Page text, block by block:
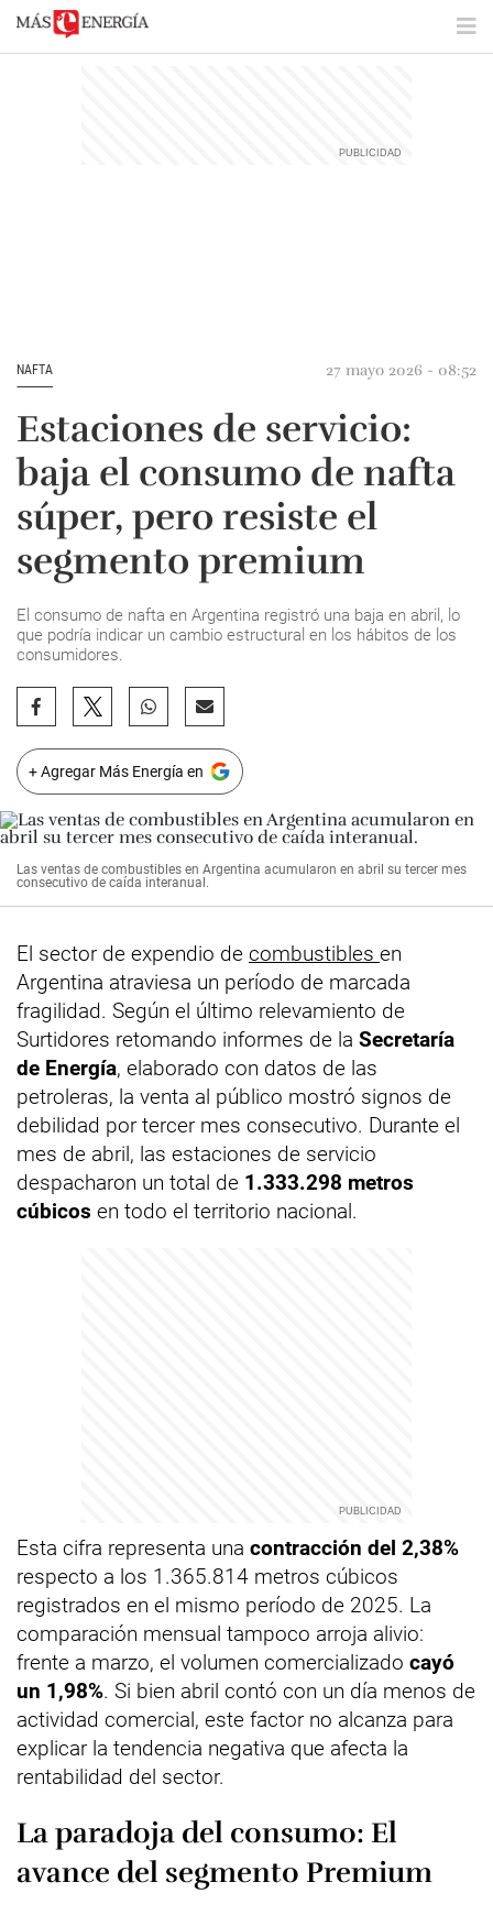
NAFTA 27 mayo 2026 - 08:52
Estaciones de servicio:
baja el consumo de nafta
súper, pero resiste el
segmento premium
El consumo de nafta en Argentina registró una baja en abril, lo
que podría indicar un cambio estructural en los hábitos de los
consumidores.
+ Agregar Más Energía en
Las ventas de combustibles en Argentina acumularon en abril su tercer mes
consecutivo de caída interanual.
El sector de expendio de combustibles en
Argentina atraviesa un período de marcada
fragilidad. Según el último relevamiento de
Surtidores retomando informes de la Secretaría
de Energía, elaborado con datos de las
petroleras, la venta al público mostró signos de
debilidad por tercer mes consecutivo. Durante el
mes de abril, las estaciones de servicio
despacharon un total de 1.333.298 metros
cúbicos en todo el territorio nacional.
Esta cifra representa una contracción del 2,38%
respecto a los 1.365.814 metros cúbicos
registrados en el mismo período de 2025. La
comparación mensual tampoco arroja alivio:
frente a marzo, el volumen comercializado cayó
un 1,98%. Si bien abril contó con un día menos de
actividad comercial, este factor no alcanza para
explicar la tendencia negativa que afecta la
rentabilidad del sector.
La paradoja del consumo: El
avance del segmento Premium